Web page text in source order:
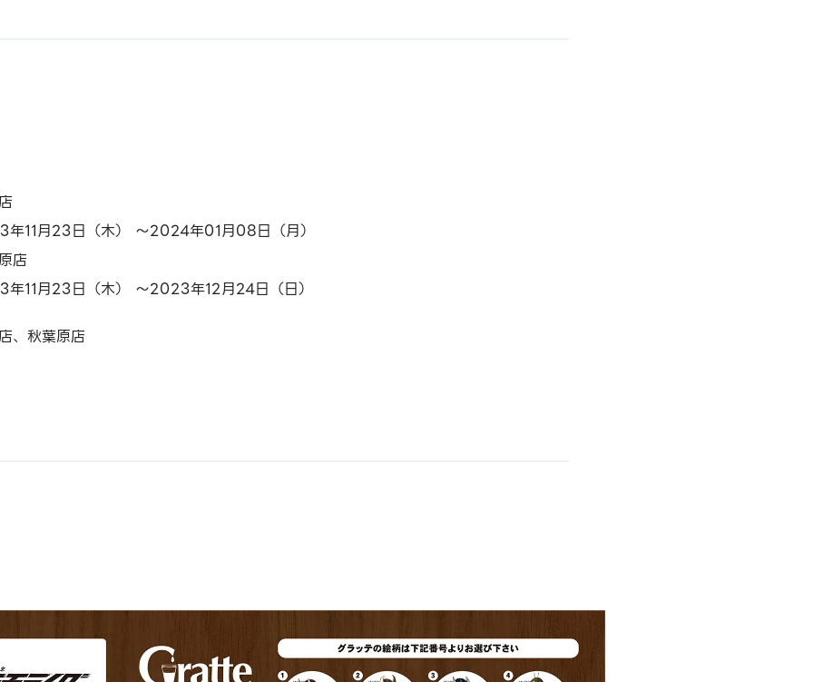
11月23日（木） ～2024年01月08日（月）
店
11月23日（木） ～2023年12月24日（日）
、秋葉原店